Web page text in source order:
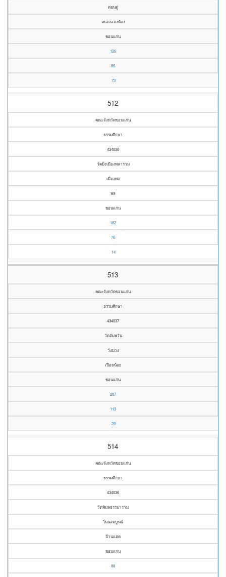
ดอนดู่
หนองสองห้อง
ขอนแก่น
126
86
73
512
คณะจังหวัดขอนแก่น
ธรรมศึกษา
434038
วัดมิ่งเมืองพลาราม
เมืองพล
พล
ขอนแก่น
182
76
14
513
คณะจังหวัดขอนแก่น
ธรรมศึกษา
434037
วัดอัมพวัน
วังม่วง
เปือยน้อย
ขอนแก่น
287
113
29
514
คณะจังหวัดขอนแก่น
ธรรมศึกษา
434036
วัดพิมลธรรมาราม
โนนสมบูรณ์
บ้านแฮด
ขอนแก่น
88